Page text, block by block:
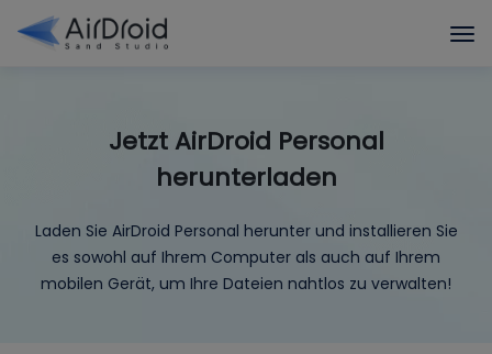
Jetzt AirDroid Personal
herunterladen
Laden Sie AirDroid Personal herunter und installieren Sie
es sowohl auf Ihrem Computer als auch auf Ihrem
mobilen Gerät, um Ihre Dateien nahtlos zu verwalten!